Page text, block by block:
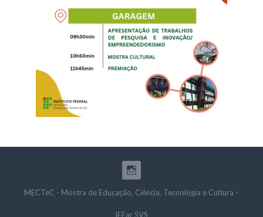
MECTeC - Mostra de Educação, Ciência, Tecnologia e Cultura -
IFFar SVS